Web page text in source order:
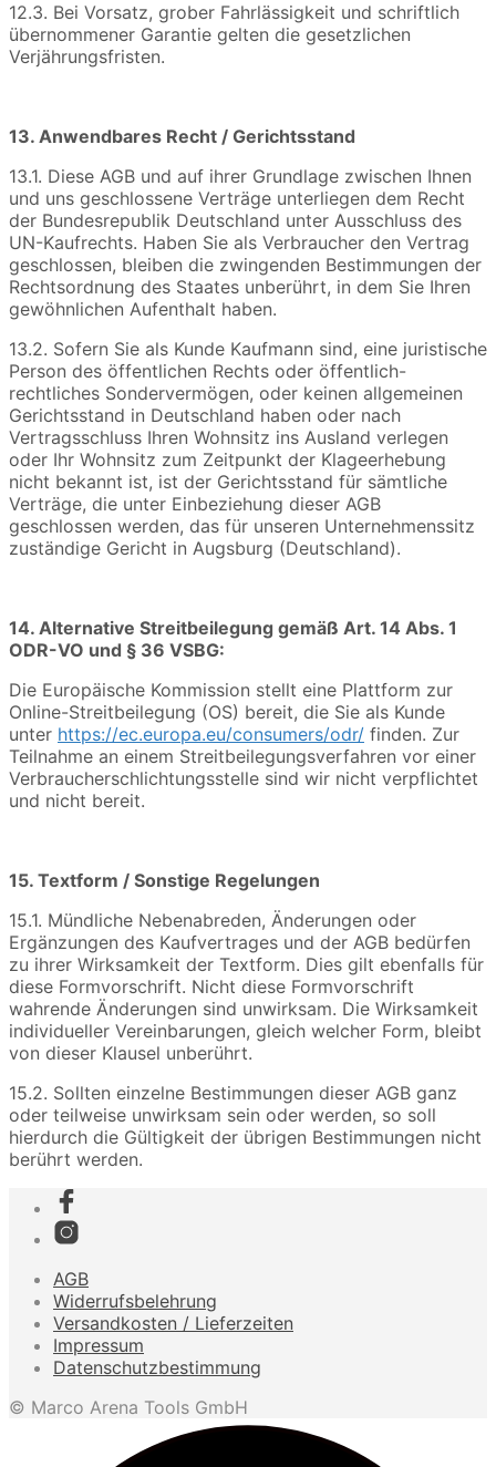
12.3. Bei Vorsatz, grober Fahrlässigkeit und schriftlich
übernommener Garantie gelten die gesetzlichen
Verjährungsfristen.
13. Anwendbares Recht / Gerichtsstand
13.1. Diese AGB und auf ihrer Grundlage zwischen Ihnen
und uns geschlossene Verträge unterliegen dem Recht
der Bundesrepublik Deutschland unter Ausschluss des
UN-Kaufrechts. Haben Sie als Verbraucher den Vertrag
geschlossen, bleiben die zwingenden Bestimmungen der
Rechtsordnung des Staates unberührt, in dem Sie Ihren
gewöhnlichen Aufenthalt haben.
13.2. Sofern Sie als Kunde Kaufmann sind, eine juristische
Person des öffentlichen Rechts oder öffentlich-
rechtliches Sondervermögen, oder keinen allgemeinen
Gerichtsstand in Deutschland haben oder nach
Vertragsschluss Ihren Wohnsitz ins Ausland verlegen
oder Ihr Wohnsitz zum Zeitpunkt der Klageerhebung
nicht bekannt ist, ist der Gerichtsstand für sämtliche
Verträge, die unter Einbeziehung dieser AGB
geschlossen werden, das für unseren Unternehmenssitz
zuständige Gericht in Augsburg (Deutschland).
14. Alternative Streitbeilegung gemäß Art. 14 Abs. 1
ODR-VO und § 36 VSBG:
Die Europäische Kommission stellt eine Plattform zur
Online-Streitbeilegung (OS) bereit, die Sie als Kunde
unter https://ec.europa.eu/consumers/odr/ finden. Zur
Teilnahme an einem Streitbeilegungsverfahren vor einer
Verbraucherschlichtungsstelle sind wir nicht verpflichtet
und nicht bereit.
15. Textform / Sonstige Regelungen
15.1. Mündliche Nebenabreden, Änderungen oder
Ergänzungen des Kaufvertrages und der AGB bedürfen
zu ihrer Wirksamkeit der Textform. Dies gilt ebenfalls für
diese Formvorschrift. Nicht diese Formvorschrift
wahrende Änderungen sind unwirksam. Die Wirksamkeit
individueller Vereinbarungen, gleich welcher Form, bleibt
von dieser Klausel unberührt.
15.2. Sollten einzelne Bestimmungen dieser AGB ganz
oder teilweise unwirksam sein oder werden, so soll
hierdurch die Gültigkeit der übrigen Bestimmungen nicht
berührt werden.
AGB
Widerrufsbelehrung
Versandkosten / Lieferzeiten
Impressum
Datenschutzbestimmung
© Marco Arena Tools GmbH